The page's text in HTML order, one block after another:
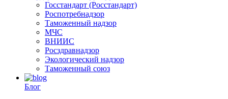
Госстандарт (Росстандарт)
Роспотребнадзор
Таможенный надзор
МЧС
ВНИИС
Росздравнадзор
Экологический надзор
Таможенный союз
Блог